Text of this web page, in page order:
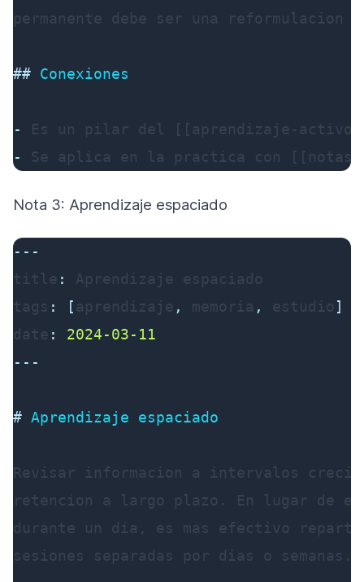
permanente debe ser una
## Conexiones
-
-
Se aplica en la practica con [[notas-
Nota 3: Aprendizaje espaciado
---
title :
tags : [ aprendizaje , memoria , estudio ]
date :
2024-03-11
---
# Aprendizaje espaciado
Revisar informacion a intervalos
retencion a largo plazo. En lugar de
durante un dia, es mas efectivo
sesiones separadas por dias o semanas.